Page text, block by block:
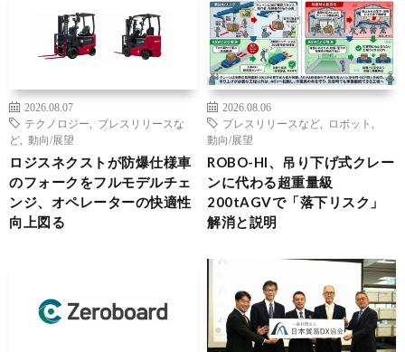
2026.08.07
テクノロジー
プレスリリースな
ど
動向/展望
ロジスネクストが防爆仕様車
のフォークをフルモデルチェ
ンジ、オペレーターの快適性
向上図る
2026.08.06
プレスリリースなど
ロボット
動向/展望
ROBO-HI、吊り下げ式クレー
ンに代わる超重量級
200tAGVで「落下リスク」
解消と説明